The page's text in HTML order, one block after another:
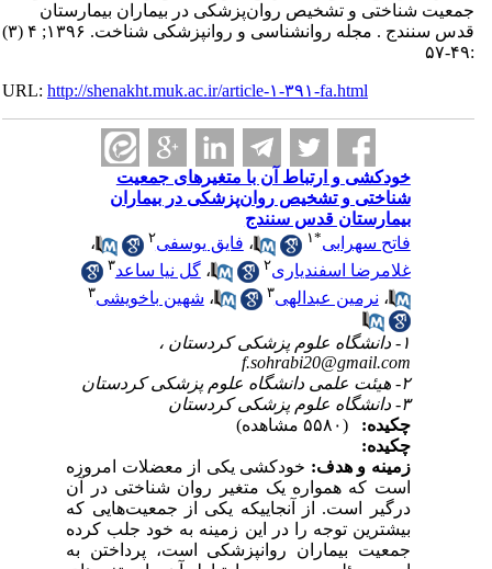
جمعیت شناختی و تشخیص روان‌پزشکی در بیماران بیمارستان
قدس سنندج . مجله روانشناسی و روانپزشکی شناخت. ۱۳۹۶; ۴ (۳)
URL:http://shenakht.muk.ac.ir/article-۱-۳۹۱-fa.html
خودکشی و ارتباط آن با متغیرهای جمعیت
شناختی و تشخیص روان‌پزشکی در بیماران
بیمارستان قدس سنندج
فاتح سهرابی
۱ ،فایق یوسفی
،
غلامرضا اسفندیاری
،گل نیا ساعد۳
،نرمین عبدالهی ،شهین باخویشی
f.sohrabi20@gmail.com
چکیده:
چکیده:
زمینه و هدف:خودکشی یکی از معضلات امروزه
است که همواره یک متغیر روان شناختی در آن
درگیر است. از آنجاییکه یکی از جمعیت‌هایی که
بیشترین توجه را در این زمینه به خود جلب کرده
جمعیت بیماران روانپزشکی است، پرداختن به